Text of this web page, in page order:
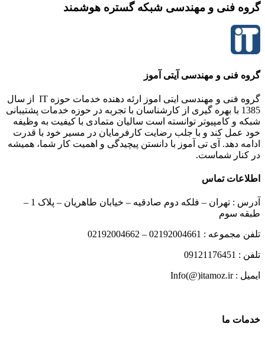
گروه فنی و مهندسی شبکه گستره هوشمند
گروه فنی و مهندسی آیتی آموز
گروه فنی و مهندسی ایتی اموز ارئه دهنده خدمات حوزه IT از سال
1385 با بهره گیری از کارشناسان با تجربه در حوزه خدمات پشتیبانی
شبکه و کامپیوتر توانسته است سالیان متمادی با کیفیت به وظیفه
خود عمل کند و با جلب رضایت کارفرمایان در مسیر خود با قدرت
ادامه دهد. آی تی آموز با دانستن پیچیدگی و اهمیت کار شما، همیشه
در کنار شماست.
اطلاعات تماس
آدرس : تهران – فلکه دوم صادقیه – خیابان طاهریان – پلاک 1 –
طبقه سوم
تلفن مجموعه : 02192004661 – 02192004662
تلفن : 09121176451
ایمیل : Info(@)itamoz.ir
خدمات ما